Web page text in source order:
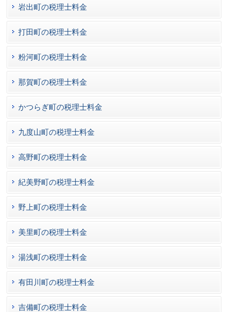
岩出町の税理士料金
打田町の税理士料金
粉河町の税理士料金
那賀町の税理士料金
かつらぎ町の税理士料金
九度山町の税理士料金
高野町の税理士料金
紀美野町の税理士料金
野上町の税理士料金
美里町の税理士料金
湯浅町の税理士料金
有田川町の税理士料金
吉備町の税理士料金